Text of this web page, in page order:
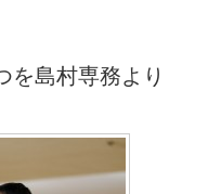
を島村専務より